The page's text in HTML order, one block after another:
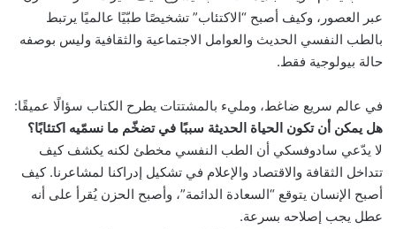
عبر العصور، وكيف أصبح “الاكتئاب” تشخيصًا طبّيًا عالميًا يرتبط
بالطب النفسي الحديث والعوامل الاجتماعية والثقافية وليس بوصفه
حالة بيولوجية فقط.
في عالم سريع ضاغط، ومليء بالمشتتات يطرح الكتاب سؤالًا عميقًا:
هل يمكن أن تكون الحياة الحديثة سببًا في تضخّم ما نسمّيه اكتئابًا؟
لا يدّعي سادوفسكي أن الطب النفسي مخطئ لكنه يكشف كيف
تتداخل الثقافة والاقتصاد والإعلام في تشكيل إدراكنا لمشاعرنا. كيف
أصبح الإنسان يتوقع “السعادة الدائمة”، وأصبح الحزن يُقرأ على أنه
عطل يجب إصلاحه بسرعة.